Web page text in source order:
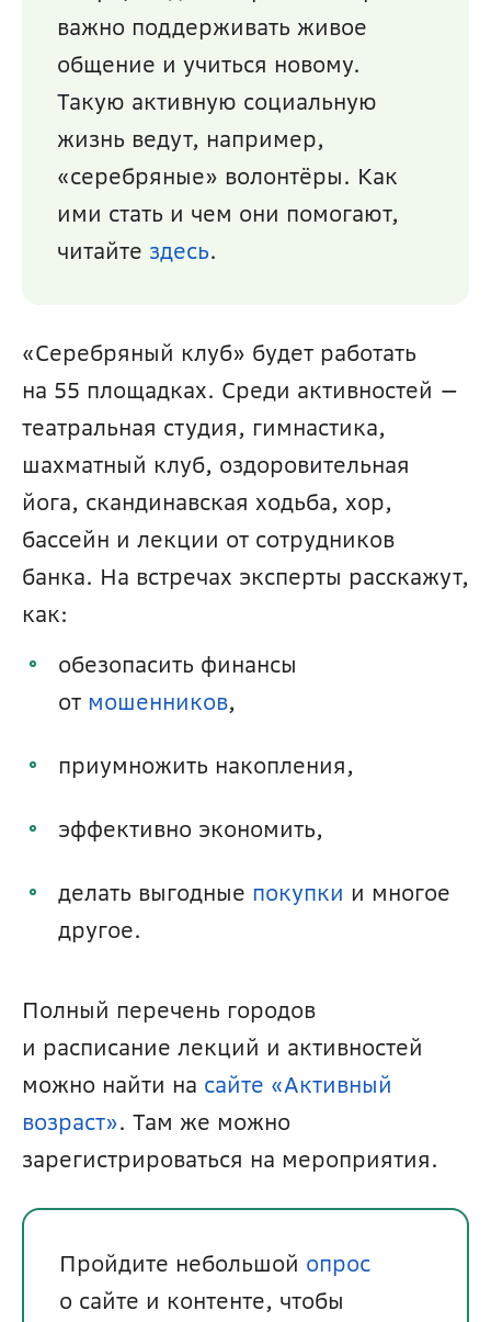
важно поддерживать живое
общение и учиться новому.
Такую активную социальную
жизнь ведут, например,
«серебряные» волонтёры. Как
ими стать и чем они помогают,
читайте здесь.
«Серебряный клуб» будет работать
на 55 площадках. Среди активностей —
театральная студия, гимнастика,
шахматный клуб, оздоровительная
йога, скандинавская ходьба, хор,
бассейн и лекции от сотрудников
банка. На встречах эксперты расскажут,
как:
обезопасить финансы
от мошенников,
приумножить накопления,
эффективно экономить,
делать выгодные покупки и многое
другое.
Полный перечень городов
и расписание лекций и активностей
можно найти на сайте «Активный
возраст». Там же можно
зарегистрироваться на мероприятия.
Пройдите небольшой опрос
о сайте и контенте, чтобы